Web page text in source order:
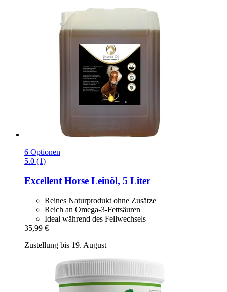
6 Optionen
5.0 (1)
Excellent Horse Leinöl, 5 Liter
Reines Naturprodukt ohne Zusätze
Reich an Omega-3-Fettsäuren
Ideal während des Fellwechsels
35,99 €
Zustellung bis 19. August